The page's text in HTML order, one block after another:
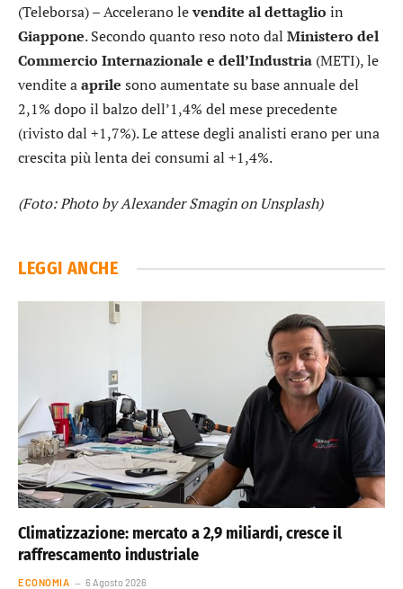
(Teleborsa) – Accelerano levendite al dettaglio in
Giappone. Secondo quanto reso noto dal Ministero del
Commercio Internazionale e dell’Industria (METI), le
vendite aaprile sono aumentate su base annuale del
2,1% dopo il balzo dell’1,4% del mese precedente
(rivisto dal +1,7%). Le attese degli analisti erano per una
crescita più lenta dei consumi al +1,4%.
(Foto: Photo by Alexander Smagin on Unsplash)
LEGGI ANCHE
Climatizzazione: mercato a 2,9 miliardi, cresce il
raffrescamento industriale
ECONOMIA 6 Agosto 2026